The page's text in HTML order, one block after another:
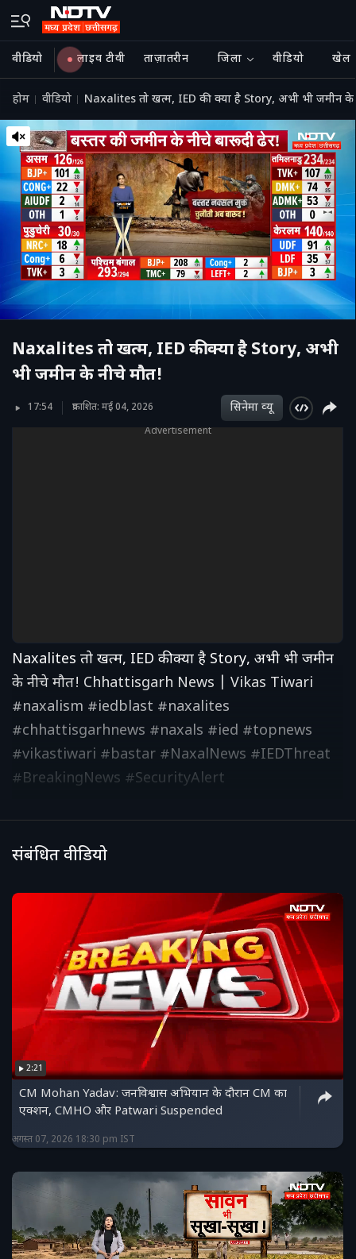
वीडियो लाइव टीवी ताज़ातरीन जिला वीडियो खेल
होम वीडियो Naxalites तो खत्म, IED की क्या है Story, अभी भी जमीन के
Naxalites तो खत्म, IED की क्या है Story, अभी
भी जमीन के नीचे मौत!
17:54 प्रकाशित: मई 04, 2026 सिनेमा व्‍यू
Advertisement
Naxalites तो खत्म, IED की क्या है Story, अभी भी जमीन
के नीचे मौत! Chhattisgarh News | Vikas Tiwari
#naxalism #iedblast #naxalites
#chhattisgarhnews #naxals #ied #topnews
#vikastiwari #bastar #NaxalNews #IEDThreat
#BreakingNews #SecurityAlert
संबंधित वीडियो
2:21
CM Mohan Yadav: जनविश्वास अभियान के दौरान CM का
एक्शन, CMHO और Patwari Suspended
अगस्त 07, 2026 18:30 pm IST